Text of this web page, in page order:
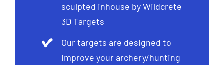
sculpted inhouse by Wildcrete
3D Targets
Our targets are designed to
improve your archery/hunting